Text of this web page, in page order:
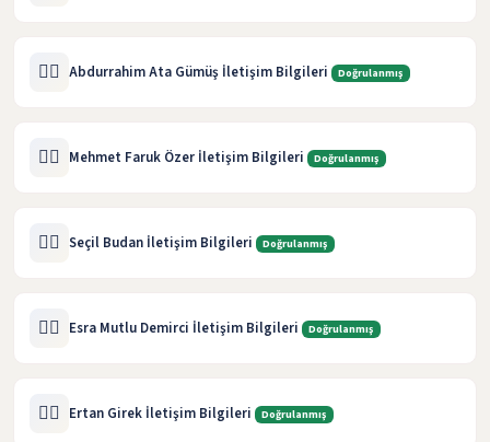
🧑‍⚖️ Abdurrahim Ata Gümüş İletişim Bilgileri Doğrulanmış
🧑‍⚖️ Mehmet Faruk Özer İletişim Bilgileri Doğrulanmış
🧑‍⚖️ Seçil Budan İletişim Bilgileri Doğrulanmış
🧑‍⚖️ Esra Mutlu Demirci İletişim Bilgileri Doğrulanmış
🧑‍⚖️ Ertan Girek İletişim Bilgileri Doğrulanmış